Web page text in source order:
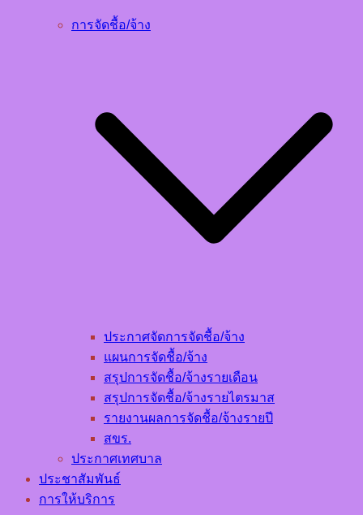
การจัดชื้อ/จ้าง
ประกาศจัดการจัดชื้อ/จ้าง
แผนการจัดชื้อ/จ้าง
สรุปการจัดชื้อ/จ้างรายเดือน
สรุปการจัดชื้อ/จ้างรายไตรมาส
รายงานผลการจัดชื้อ/จ้างรายปี
สขร.
ประกาศเทศบาล
ประชาสัมพันธ์
การให้บริการ